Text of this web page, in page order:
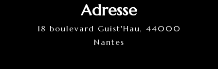
Adresse
18 boulevard Guist'Hau, 44000
Nantes